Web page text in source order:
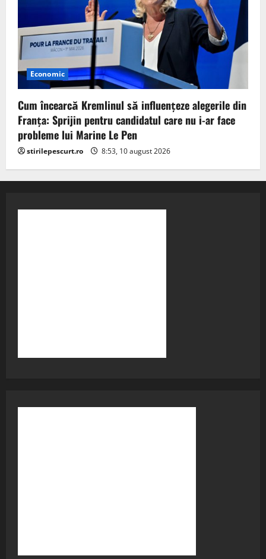
Economic
Cum încearcă Kremlinul să influențeze alegerile din
Franța: Sprijin pentru candidatul care nu i-ar face
probleme lui Marine Le Pen
stirilepescurt.ro 8:53, 10 august 2026